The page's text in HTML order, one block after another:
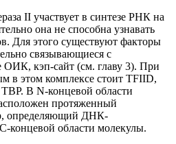
II участвует в синтезе РНК на
она не способна узнавать
Для этого существуют факторы
связывающиеся с
кэп-сайт (см. главу 3). При
в этом комплексе стоит TFIID,
В N-концевой области
протяженный
определяющий ДНК-
концевой области молекулы.